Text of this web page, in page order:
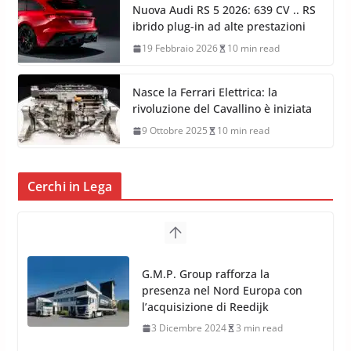
Nuova Audi RS 5 2026: 639 CV .. RS
ibrido plug-in ad alte prestazioni
19 Febbraio 2026 10 min read
Nasce la Ferrari Elettrica: la
rivoluzione del Cavallino è iniziata
9 Ottobre 2025 10 min read
Cerchi in Lega
TPMS Alcar Sensor – Sistemi di
Monitoraggio Pressione
Pneumatici
4 Aprile 2022 3 min read